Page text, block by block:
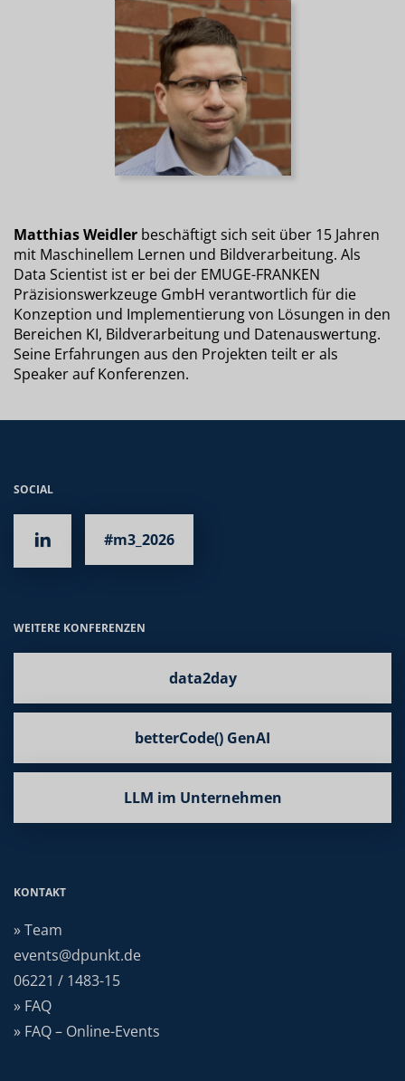
Matthias Weidler beschäftigt sich seit über 15 Jahren
mit Maschinellem Lernen und Bildverarbeitung. Als
Data Scientist ist er bei der EMUGE-FRANKEN
Präzisionswerkzeuge GmbH verantwortlich für die
Konzeption und Implementierung von Lösungen in den
Bereichen KI, Bildverarbeitung und Datenauswertung.
Seine Erfahrungen aus den Projekten teilt er als
Speaker auf Konferenzen.
SOCIAL
#m3_2026
WEITERE KONFERENZEN
data2day
betterCode() GenAI
LLM im Unternehmen
KONTAKT
» Team
events@dpunkt.de
06221 / 1483-15
» FAQ
» FAQ – Online-Events